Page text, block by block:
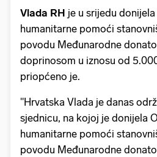
Vlada RH je u srijedu
humanitarne pomoći
povodu Međunarodne
doprinosom u iznosu od
priopćeno je.
"Hrvatska Vlada je danas
sjednicu, na kojoj je donijela
humanitarne pomoći
povodu Međunarodne